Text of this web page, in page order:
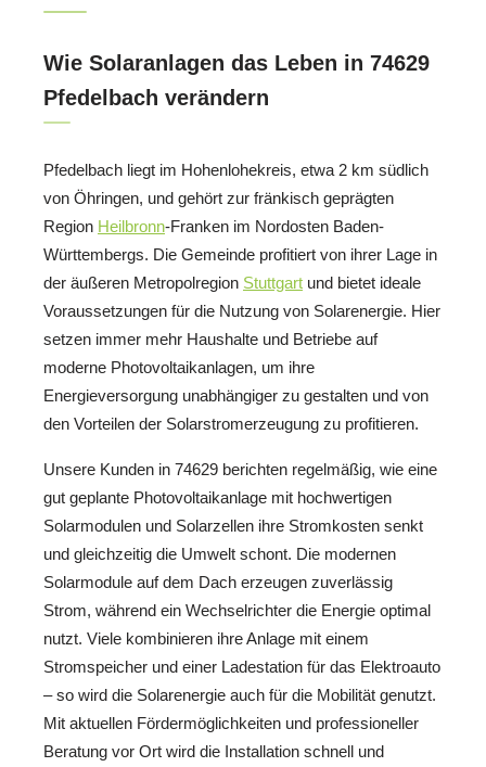
Wie Solaranlagen das Leben in 74629
Pfedelbach verändern
Pfedelbach liegt im Hohenlohekreis, etwa 2 km südlich
von Öhringen, und gehört zur fränkisch geprägten
Region Heilbronn-Franken im Nordosten Baden-
Württembergs. Die Gemeinde profitiert von ihrer Lage in
der äußeren Metropolregion Stuttgart und bietet ideale
Voraussetzungen für die Nutzung von Solarenergie. Hier
setzen immer mehr Haushalte und Betriebe auf
moderne Photovoltaikanlagen, um ihre
Energieversorgung unabhängiger zu gestalten und von
den Vorteilen der Solarstromerzeugung zu profitieren.
Unsere Kunden in 74629 berichten regelmäßig, wie eine
gut geplante Photovoltaikanlage mit hochwertigen
Solarmodulen und Solarzellen ihre Stromkosten senkt
und gleichzeitig die Umwelt schont. Die modernen
Solarmodule auf dem Dach erzeugen zuverlässig
Strom, während ein Wechselrichter die Energie optimal
nutzt. Viele kombinieren ihre Anlage mit einem
Stromspeicher und einer Ladestation für das Elektroauto
– so wird die Solarenergie auch für die Mobilität genutzt.
Mit aktuellen Fördermöglichkeiten und professioneller
Beratung vor Ort wird die Installation schnell und